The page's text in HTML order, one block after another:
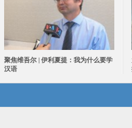
聚焦维吾尔 | 伊利夏提：我为什么要学
汉语